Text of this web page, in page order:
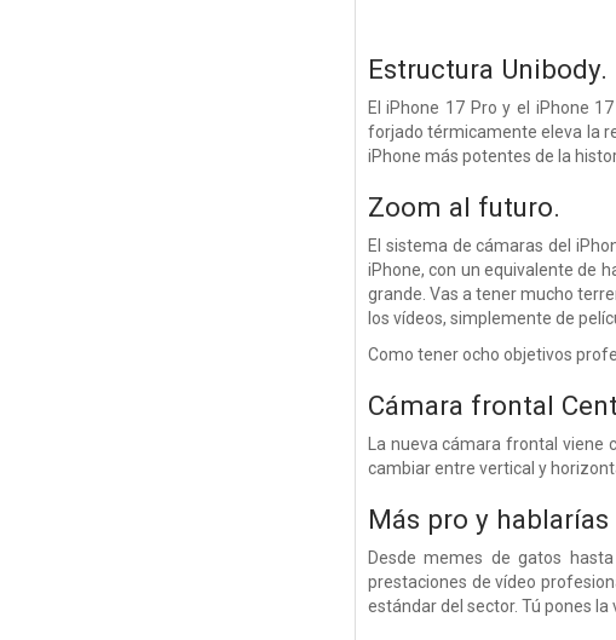
Estructura Unibody.
El iPhone 17 Pro y el iPhone
forjado térmicamente eleva la
iPhone más potentes de la
Zoom al futuro.
El sistema de cámaras del
iPhone, con un equivalente de
grande. Vas a tener mucho
los vídeos, simplemente de
Como tener ocho objetivos
Cámara frontal
La nueva cámara frontal viene
cambiar entre vertical y
Más pro y
Desde memes de gatos
prestaciones de vídeo
estándar del sector. Tú pones la